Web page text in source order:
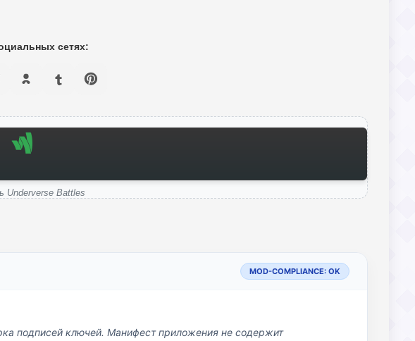
сетях:
Underverse Battles
MOD-COMPLIANCE: OK
подписей ключей. Манифест приложения не содержит